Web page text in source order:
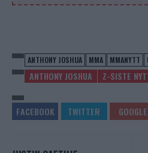
ANTHONY JOSHUA MMA MMANYTT
ANTHONY JOSHUA Z-SISTE